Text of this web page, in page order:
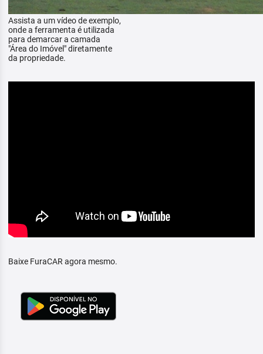
Assista a um vídeo de exemplo,
onde a ferramenta é utilizada
para demarcar a camada
"Área do Imóvel" diretamente
da propriedade.
Baixe FuraCAR agora mesmo.